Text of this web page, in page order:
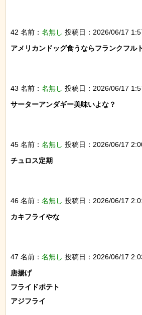
42 名前： 名無し 投稿日：2026/06/17
アメリカンドッグ食うならフランクフル
43 名前： 名無し 投稿日：2026/06/17
サーターアンダギー美味いよな？
45 名前： 名無し 投稿日：2026/06/17
チュロス定期
46 名前： 名無し 投稿日：2026/06/17
カキフライやな
47 名前： 名無し 投稿日：2026/06/17
唐揚げ
フライドポテト
アジフライ